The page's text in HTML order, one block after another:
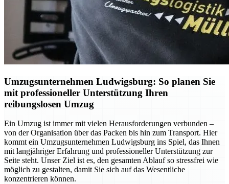
Umzugsunternehmen Ludwigsburg: So planen Sie
mit professioneller Unterstützung Ihren
reibungslosen Umzug
Ein Umzug ist immer mit vielen Herausforderungen verbunden –
von der Organisation über das Packen bis hin zum Transport. Hier
kommt ein Umzugsunternehmen Ludwigsburg ins Spiel, das Ihnen
mit langjähriger Erfahrung und professioneller Unterstützung zur
Seite steht. Unser Ziel ist es, den gesamten Ablauf so stressfrei wie
möglich zu gestalten, damit Sie sich auf das Wesentliche
konzentrieren können.